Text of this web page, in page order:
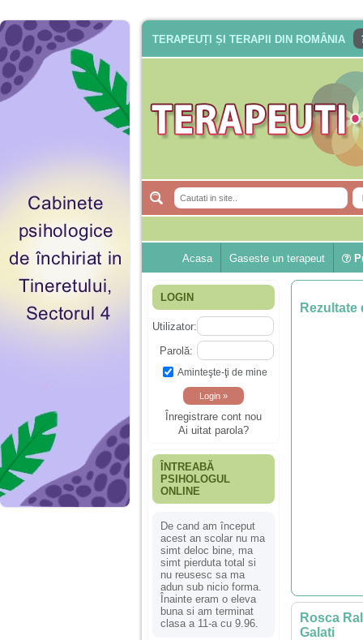
TERAPEUȚI ȘI TERAPII DIN ROMÂNIA
Acasa Gaseste un terapeut
LOGIN
Utilizator:
Parolă:
Aminteşte-ţi de mine
Înregistrare cont nou
Ai uitat parola?
ÎNTREABĂ
PSIHOLOGUL
ONLINE
De cand am început
acest an scolar nu ma
simt deloc bine, ma
simt pierduta total si
nu reusesc sa ma
adun sub nicio forma.
Înainte eram o eleva
buna si am terminat
clasa a 11-a cu 9.96.
Rezultate
Rosca
Galati